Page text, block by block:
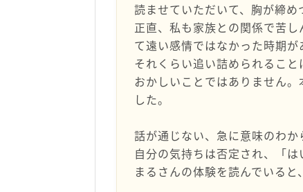
読ませていただいて、胸が締め
正直、私も家族との関係で苦
て遠い感情ではなかった時期が
それくらい追い詰められるこ
おかしいことではありません
した。
話が通じない、急に意味のわか
自分の気持ちは否定され、「
まるさんの体験を読んでいる